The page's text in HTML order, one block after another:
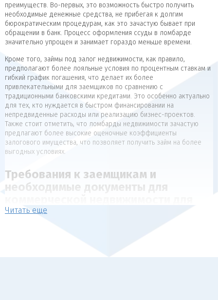
преимуществ. Во-первых, это возможность быстро получить
необходимые денежные средства, не прибегая к долгим
бюрократическим процедурам, как это зачастую бывает при
обращении в банк. Процесс оформления ссуды в ломбарде
значительно упрощен и занимает гораздо меньше времени.
Кроме того, займы под залог недвижимости, как правило,
предполагают более лояльные условия по процентным ставкам и
гибкий график погашения, что делает их более
привлекательными для заемщиков по сравнению с
традиционными банковскими кредитами. Это особенно актуально
для тех, кто нуждается в быстром финансировании на
непредвиденные расходы или реализацию бизнес-проектов.
Также стоит отметить, что ломбарды недвижимости зачастую
предлагают более высокие оценочные коэффициенты
залогового имущества, что позволяет получить займ на более
выгодных условиях.
Требования к заемщикам и
необходимые документы для
коммерческой недвижимости
Читать еще